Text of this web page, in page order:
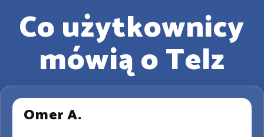
Co użytkownicy
mówią o Telz
Omer A.